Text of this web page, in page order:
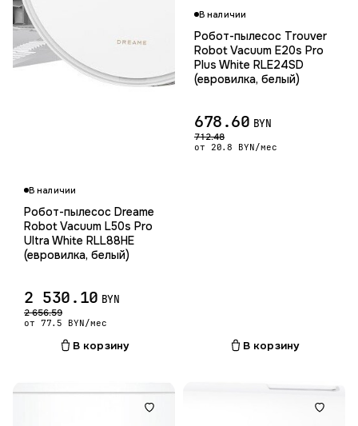
В наличии
Робот-пылесос Dreame
Robot Vacuum L50s Pro
Ultra White RLL88HE
(евровилка, белый)
2 530.10 BYN
2 656.59
от 77.5 BYN/мес
В корзину
В наличии
Робот-пылесос Trouver
Robot Vacuum E20s Pro
Plus White RLE24SD
(евровилка, белый)
678.60 BYN
712.48
от 20.8 BYN/мес
В корзину